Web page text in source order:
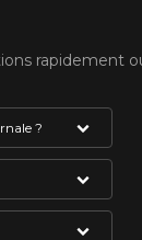
rapidement
?
avoir
du flocon
Celui-ci
VÉHICULE